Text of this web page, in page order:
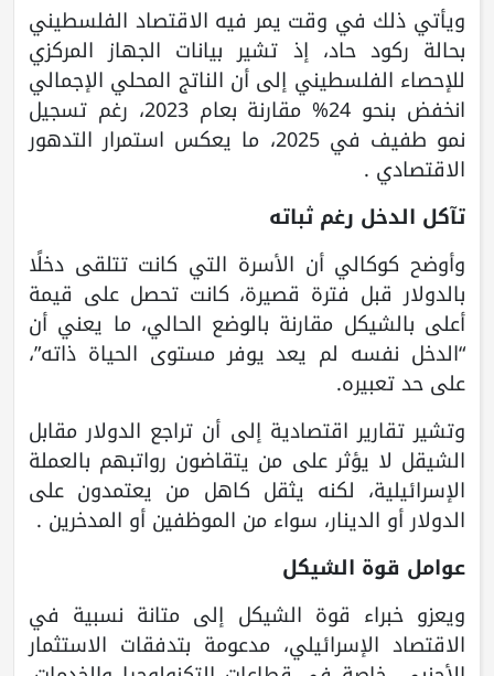
ويأتي ذلك في وقت يمر فيه الاقتصاد الفلسطيني
بحالة ركود حاد، إذ تشير بيانات الجهاز المركزي
للإحصاء الفلسطيني إلى أن الناتج المحلي الإجمالي
انخفض بنحو 24% مقارنة بعام 2023، رغم تسجيل
نمو طفيف في 2025، ما يعكس استمرار التدهور
الاقتصادي .
تآكل الدخل رغم ثباته
وأوضح كوكالي أن الأسرة التي كانت تتلقى دخلًا
بالدولار قبل فترة قصيرة، كانت تحصل على قيمة
أعلى بالشيكل مقارنة بالوضع الحالي، ما يعني أن
“الدخل نفسه لم يعد يوفر مستوى الحياة ذاته”،
على حد تعبيره.
وتشير تقارير اقتصادية إلى أن تراجع الدولار مقابل
الشيقل لا يؤثر على من يتقاضون رواتبهم بالعملة
الإسرائيلية، لكنه يثقل كاهل من يعتمدون على
الدولار أو الدينار، سواء من الموظفين أو المدخرين .
عوامل قوة الشيكل
ويعزو خبراء قوة الشيكل إلى متانة نسبية في
الاقتصاد الإسرائيلي، مدعومة بتدفقات الاستثمار